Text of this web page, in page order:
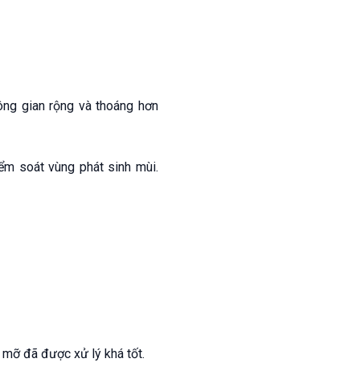
gian rộng và thoáng hơn
soát vùng phát sinh mùi.
đã được xử lý khá tốt.